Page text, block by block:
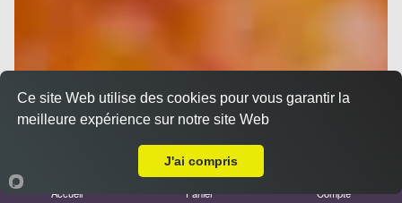
Accueil Panier Compte
Ce site Web utilise des cookies pour vous garantir la
meilleure expérience sur notre site Web
J'ai compris